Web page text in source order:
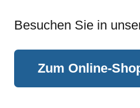
Besuchen Sie in
Zum Online-